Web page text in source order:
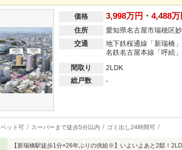
価格 3,998万円・4,488万
住所
愛知県名古屋市瑞穂区
交通
地下鉄桜通線「新瑞橋
名鉄名古屋本線「呼続
間取り
2LDK
総戸数 -
ペット可 スーパーまで徒歩5分以内 ゴミ出し24時間可
【新瑞橋駅徒歩1分×26年ぶりの供給※】いよいよあと2邸！